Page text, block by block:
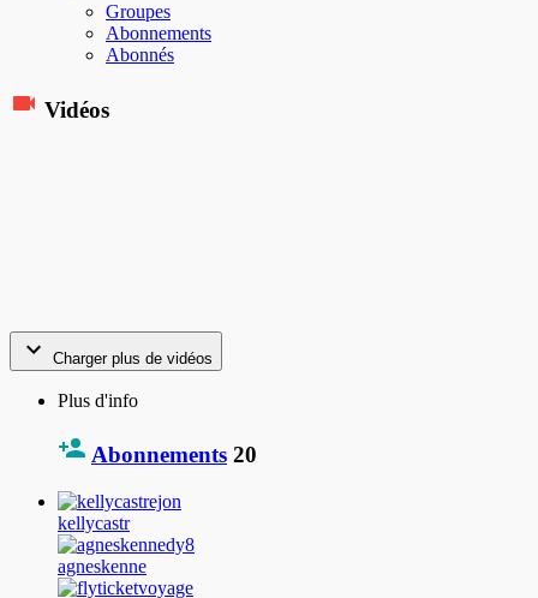
Groupes
Abonnements
Abonnés
Vidéos
Charger plus de vidéos
Plus d'info
Abonnements 20
kellycastr
agneskenne